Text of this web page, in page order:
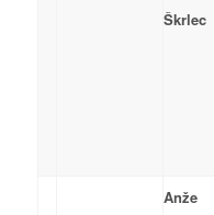
Škrlec
Anže